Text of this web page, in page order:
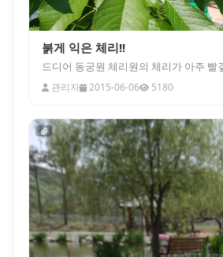
붉게 익은 체리!!
드디어 동궁원 체리원의 체리가 아주 빨
관리자 2015-06-06 5180